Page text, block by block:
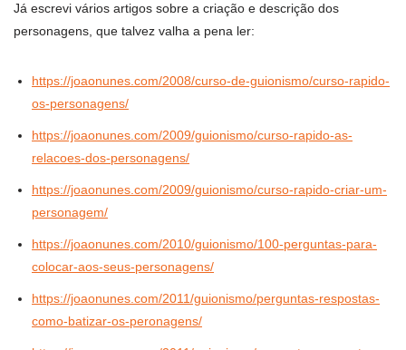
Já escrevi vários artigos sobre a criação e descrição dos
personagens, que talvez valha a pena ler:
https://joaonunes.com/2008/curso-de-guionismo/curso-rapido-
os-personagens/
https://joaonunes.com/2009/guionismo/curso-rapido-as-
relacoes-dos-personagens/
https://joaonunes.com/2009/guionismo/curso-rapido-criar-um-
personagem/
https://joaonunes.com/2010/guionismo/100-perguntas-para-
colocar-aos-seus-personagens/
https://joaonunes.com/2011/guionismo/perguntas-respostas-
como-batizar-os-peronagens/